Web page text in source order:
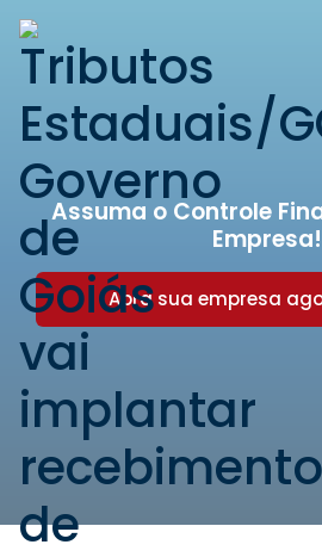
Assuma o Controle
Empresa!
Abra sua empresa